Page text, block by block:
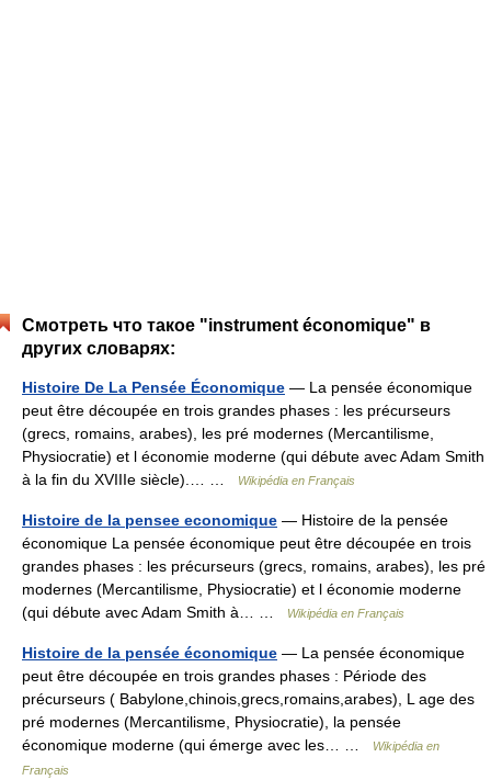
Смотреть что такое "instrument économique" в
других словарях:
Histoire De La Pensée Économique — La pensée économique
peut être découpée en trois grandes phases : les précurseurs
(grecs, romains, arabes), les pré modernes (Mercantilisme,
Physiocratie) et l économie moderne (qui débute avec Adam Smith
à la fin du XVIIIe siècle).… …
Wikipédia en Français
Histoire de la pensee economique — Histoire de la pensée
économique La pensée économique peut être découpée en trois
grandes phases : les précurseurs (grecs, romains, arabes), les pré
modernes (Mercantilisme, Physiocratie) et l économie moderne
(qui débute avec Adam Smith à… …
Wikipédia en Français
Histoire de la pensée économique — La pensée économique
peut être découpée en trois grandes phases : Période des
précurseurs ( Babylone,chinois,grecs,romains,arabes), L age des
pré modernes (Mercantilisme, Physiocratie), la pensée
économique moderne (qui émerge avec les… …
Wikipédia en
Français